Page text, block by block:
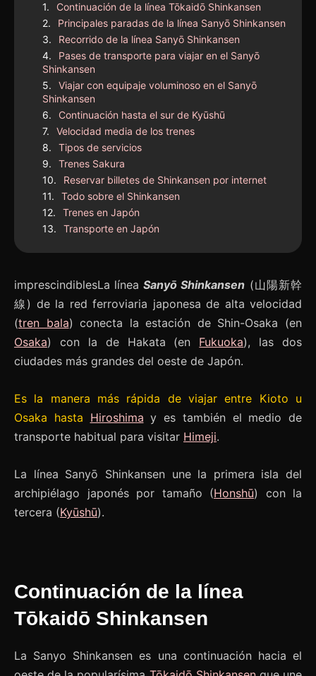
Continuación de la línea Tōkaidō Shinkansen
Principales paradas de la línea Sanyō Shinkansen
Recorrido de la línea Sanyō Shinkansen
Pases de transporte para viajar en el Sanyō
Shinkansen
Viajar con equipaje voluminoso en el Sanyō
Shinkansen
Continuación hasta el sur de Kyūshū
Velocidad media de los trenes
Tipos de servicios
Trenes Sakura
Reservar billetes de Shinkansen por internet
Todo sobre el Shinkansen
Trenes en Japón
Transporte en Japón
imprescindiblesLa líneaSanyō Shinkansen (山陽新幹
線) de la red ferroviaria japonesa de alta velocidad
(tren bala) conecta la estación de Shin-Osaka (en
Osaka) con la de Hakata (en Fukuoka), las dos
ciudades más grandes del oeste de Japón.
Es la manera más rápida de viajar entre Kioto u
Osaka hasta Hiroshima y es también el medio de
transporte habitual para visitar Himeji.
La línea Sanyō Shinkansen une la primera isla del
archipiélago japonés por tamaño (Honshū) con la
tercera (Kyūshū).
Continuación de la línea
Tōkaidō Shinkansen
La Sanyo Shinkansen es una continuación hacia el